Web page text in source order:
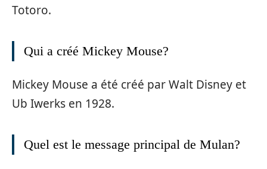
Totoro.
Qui a créé Mickey Mouse?
Mickey Mouse a été créé par Walt Disney et
Ub Iwerks en 1928.
Quel est le message principal de Mulan?